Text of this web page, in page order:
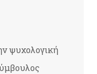
ψυχολογική